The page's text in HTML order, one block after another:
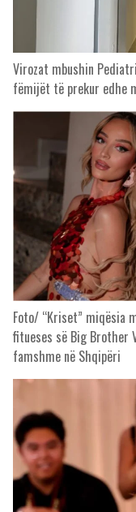
Virozat mbushin
fëmijët të prekur edhe
Foto/ “Kriset” miqësia
fitueses së Big Brother
famshme në Shqipëri